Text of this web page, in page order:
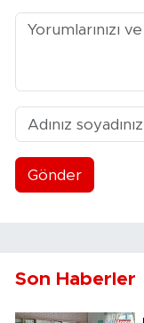
Gönder
Son Haberler